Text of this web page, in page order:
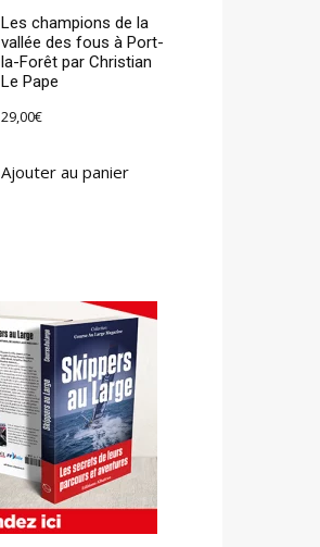
Les champions de la
vallée des fous à Port-
la-Forêt par Christian
Le Pape
29,00€
Ajouter au panier